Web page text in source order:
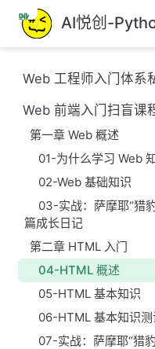
跳
至
主
內
AI悦创-
Web 工程师入门体系
Web 前端入门扫盲课
第一章 Web 概述
01-为什么学习 Web 知
02-Web 基础知识
03-实战：萨摩耶“猎
篇成长日记
第二章 HTML 入门
04-HTML 概述
05-HTML 基本知识
06-HTML 基本知识测
07-实战：萨摩耶“猎